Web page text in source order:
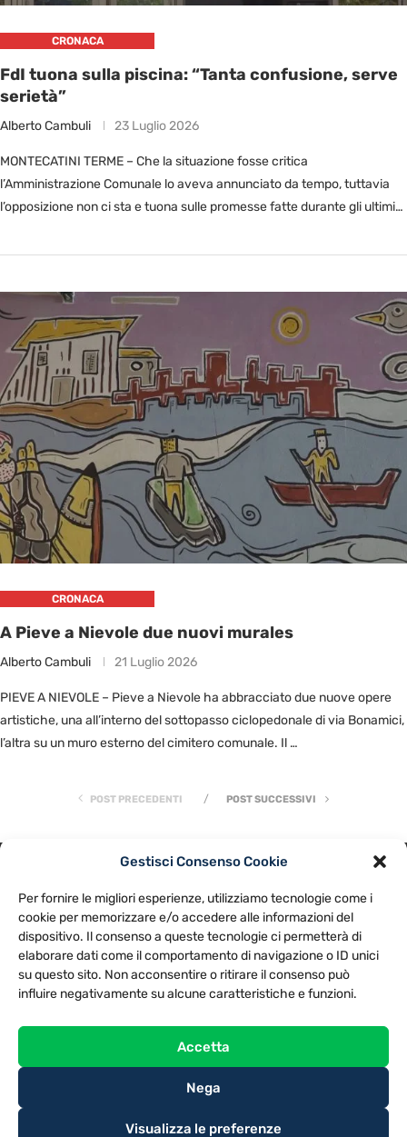
Gestisci Consenso Cookie
Per fornire le migliori esperienze, utilizziamo tecnologie come i
cookie per memorizzare e/o accedere alle informazioni del
dispositivo. Il consenso a queste tecnologie ci permetterà di
elaborare dati come il comportamento di navigazione o ID unici
su questo sito. Non acconsentire o ritirare il consenso può
influire negativamente su alcune caratteristiche e funzioni.
Accetta
Nega
Visualizza le preferenze
CRONACA
FdI tuona sulla piscina: “Tanta confusione, serve
serietà”
Alberto Cambuli 23 Luglio 2026
MONTECATINI TERME – Che la situazione fosse critica
l’Amministrazione Comunale lo aveva annunciato da tempo, tuttavia
l’opposizione non ci sta e tuona sulle promesse fatte durante gli ultimi
CRONACA
A Pieve a Nievole due nuovi murales
Alberto Cambuli 21 Luglio 2026
PIEVE A NIEVOLE – Pieve a Nievole ha abbracciato due nuove opere
artistiche, una all’interno del sottopasso ciclopedonale di via Bonamici,
l’altra su un muro esterno del cimitero comunale. Il …
POST PRECEDENTI POST SUCCESSIVI
NOTE LEGALI
CONTATTACI PREFERENZE
TV LIBERA S.P.A.
Via Monteleonese 95/21 – 51100 Pistoia (PT)
Tel. 0573.9136 / Fax 0573.913615